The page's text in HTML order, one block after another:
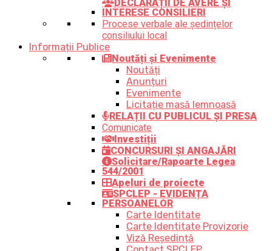
DECLARAȚII DE AVERE ȘI
INTERESE CONSILIERI
Procese verbale ale ședințelor
consiliului local
Informații Publice
Noutăți și Evenimente
Noutăți
Anunțuri
Evenimente
Licitație masă lemnoasă
RELAȚII CU PUBLICUL ȘI PRESA
Comunicate
Investiții
CONCURSURI ȘI ANGAJĂRI
Solicitare/Rapoarte Legea
544/2001
Apeluri de proiecte
SPCLEP - EVIDENȚA
PERSOANELOR
Carte Identitate
Carte Identitate Provizorie
Viză Reședință